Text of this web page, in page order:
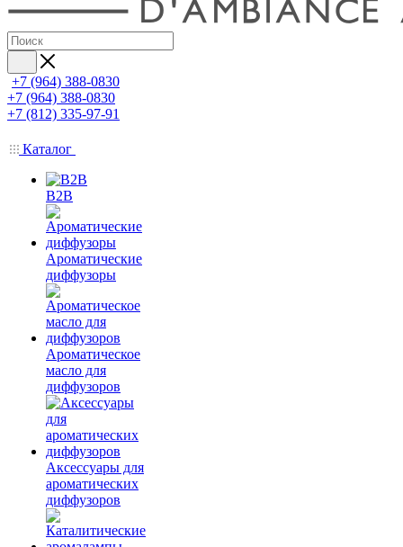
+7 (964) 388-0830
+7 (964) 388-0830
+7 (812) 335-97-91
Каталог
B2B
Ароматические
диффузоры
Ароматическое
масло для
диффузоров
Аксессуары для
ароматических
диффузоров